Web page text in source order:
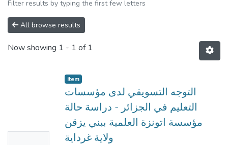
Filter results by typing the first few letters
All browse results
Now showing 1 - 1 of 1
Item
التوجه التسويقي لدى مؤسسات
التعليم في الجزائر - دراسة حالة
مؤسسة اتونزة العلمية ببني يزقن
ولاية غرداية